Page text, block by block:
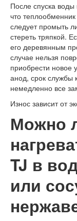
После спуска воды
что
следует промыть
стереть тряпкой.
его деревянным
случае нельзя
приобрести новое
анод, срок службы
немедленно все
Износ зависит от
Можно
TJ в
или